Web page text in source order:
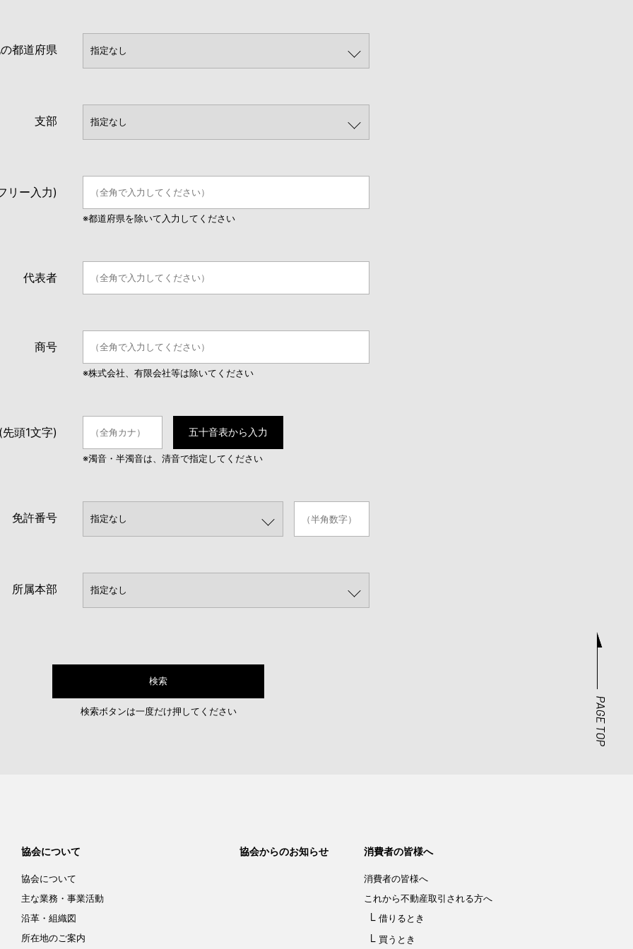
都道府県
支部
リー入力)
※都道府県を除いて入力してください
代表者
商号
※株式会社、有限会社等は除いてください
頭1文字) 五十音表から入力
※濁音・半濁音は、清音で指定してください
免許番号
所属本部
検索ボタンは一度だけ押してください
協会について
協会について
主な業務・事業活動
沿革・組織図
所在地のご案内
協会からのお知らせ 消費者の皆様へ
消費者の皆様へ
これから不動産取引される方へ
借りるとき
買うとき